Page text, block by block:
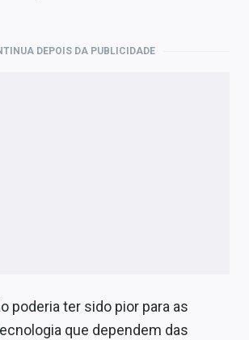
DEPOIS DA PUBLICIDADE
poderia ter sido pior para as
que dependem das